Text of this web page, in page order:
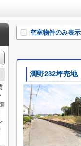
空室物件のみ表示
潤野282坪売地